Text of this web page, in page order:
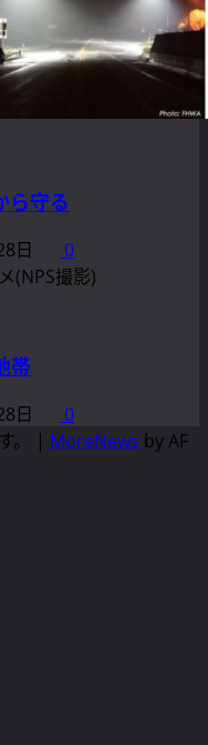
ら守る
日 0
帯
日
0
。
| MoreNews by AF